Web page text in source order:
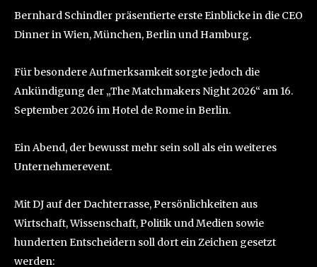
Bernhard Schindler präsentierte erste Einblicke in die CEO
Dinner in Wien, München, Berlin und Hamburg.
Für besondere Aufmerksamkeit sorgte jedoch die
Ankündigung der „The Matchmakers Night 2026“ am 16.
September 2026 im Hotel de Rome in Berlin.
Ein Abend, der bewusst mehr sein soll als ein weiteres
Unternehmerevent.
Mit DJ auf der Dachterrasse, Persönlichkeiten aus
Wirtschaft, Wissenschaft, Politik und Medien sowie
hunderten Entscheidern soll dort ein Zeichen gesetzt
werden: